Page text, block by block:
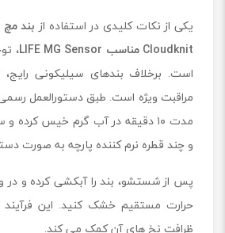
یکی از نکات کلیدی در استفاده از بند
Cloudknit مناسب
،
است. برخلاف بندهای سیلیکونی رایج،
مراقبت ویژه است. طبق دستورالعمل رسمی
مدت ۱۰ دقیقه در آب گرم خیس
و چند قطره نرم ‌کننده پارچه به صورت
پس از شستشو، بند را آبکشی کرده و
حرارت مستقیم خشک کنید. این
ظرافت نخ ‌های آن کمک می کند.